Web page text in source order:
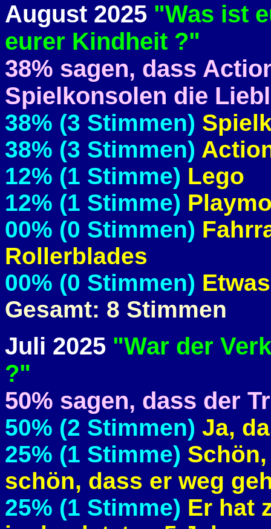
August 2025 "Was ist
eurer Kindheit ?"
38% sagen, dass
Spielkonsolen die
38% (3 Stimmen)
38% (3 Stimmen)
12% (1 Stimme) Lego
12% (1 Stimme)
00% (0 Stimmen)
Rollerblades
00% (0 Stimmen)
Gesamt: 8 Stimmen
Juli 2025 "War der
?"
50% sagen, dass der
50% (2 Stimmen) Ja,
25% (1 Stimme)
schön, dass er weg
25% (1 Stimme) Er hat